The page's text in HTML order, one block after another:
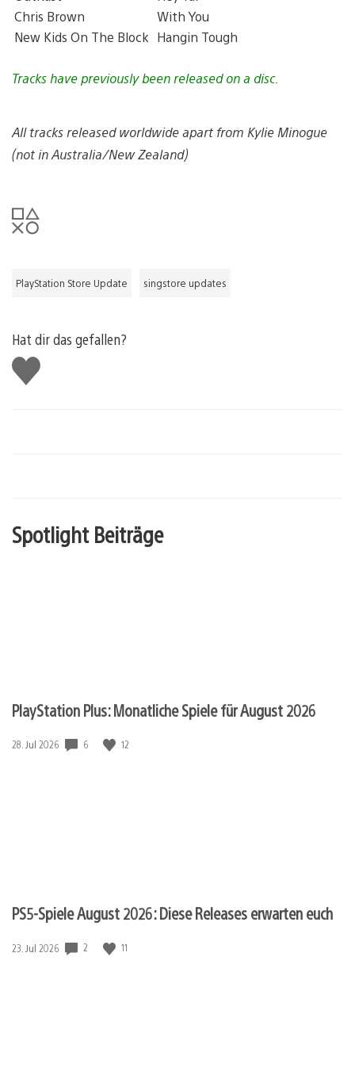
Chris Brown
With You
New Kids On The Block Hangin Tough
Tracks have previously been released on a disc.
All tracks released worldwide apart from Kylie Minogue
(not in Australia/New Zealand)
PlayStation Store Update singstore updates
Hat dir das gefallen?
Gefällt
mir
Spotlight Beiträge
PlayStation Plus: Monatliche Spiele für August 2026
Veröffentlichungsdatum:
28. Jul 2026 6 12
PS5-Spiele August 2026: Diese Releases erwarten euch
Veröffentlichungsdatum:
23. Jul 2026 2 11